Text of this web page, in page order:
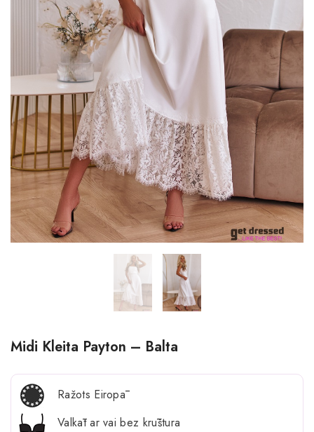
Midi Kleita Payton – Balta
Ražots Eiropā
Valkāt ar vai bez krūštura